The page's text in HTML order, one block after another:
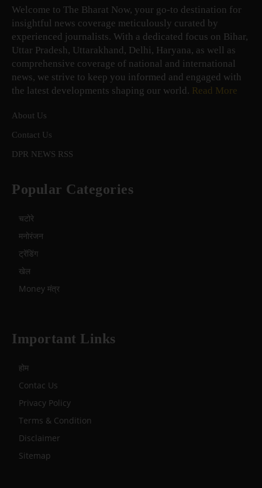
Welcome to The Bharat Now, your go-to destination for
insightful news coverage meticulously curated by
experienced journalists. With a dedicated focus on Bihar,
Uttar Pradesh, Uttarakhand, Delhi, Haryana, as well as
comprehensive coverage of national and international
news, we strive to keep you informed and engaged with
the latest developments shaping our world. Read More
About Us
Contact Us
DPR NEWS RSS
Popular Categories
चटोरे
मनोरंजन
ट्रेंडिंग
खेल
Money मंत्र
Important Links
होम
Contac Us
Privacy Policy
Terms & Condition
Disclaimer
Sitemap